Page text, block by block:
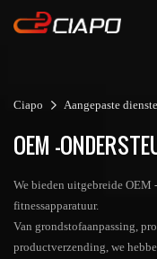
Ciapo Aangepaste
OEM -
We bieden uitgebreide OEM
fitnessapparatuur.
Van grondstofaanpassing,
productverzending, we